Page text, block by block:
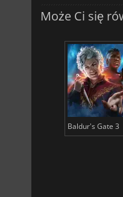
Może Ci się
Baldur's Gate 3